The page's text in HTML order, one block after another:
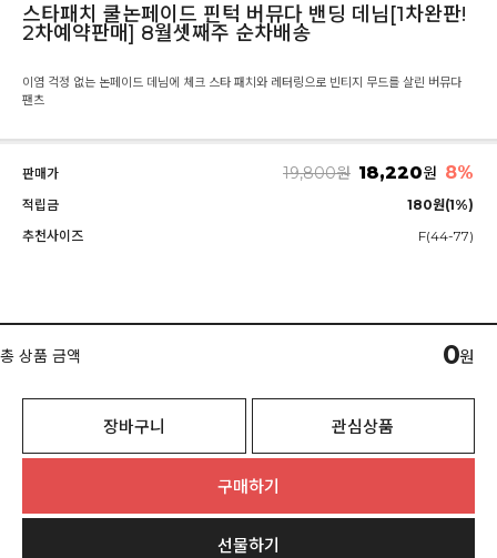
스타패치 쿨논페이드 핀턱 버뮤다 밴딩 데님[1차완판!
2차예약판매] 8월셋째주 순차배송
이염 걱정 없는 논페이드 데님에 체크 스타 패치와 레터링으로 빈티지 무드를 살린 버뮤다
팬츠
판매가 19,800원 18,220원 8%
적립금
180원(1%)
추천사이즈
F(44-77)
총 상품 금액 0원
장바구니 관심상품
구매하기
선물하기